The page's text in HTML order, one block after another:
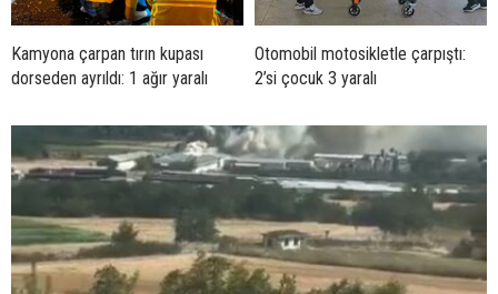
Kamyona çarpan tırın kupası
dorseden ayrıldı: 1 ağır yaralı
Otomobil motosikletle çarpıştı:
2’si çocuk 3 yaralı